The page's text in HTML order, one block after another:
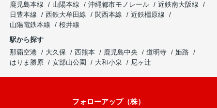
鹿児島本線
山陽本線 沖縄都市モノレール
近鉄南大阪線
日豊本線
西鉄大牟田線 関西本線
近鉄橿原線
山陽電鉄本線
桜井線
駅から探す
那覇空港
大久保 西熊本 鹿児島中央 道明寺
姫路
はりま勝原
安部山公園 大和小泉 尼ヶ辻
フォローアップ（株）